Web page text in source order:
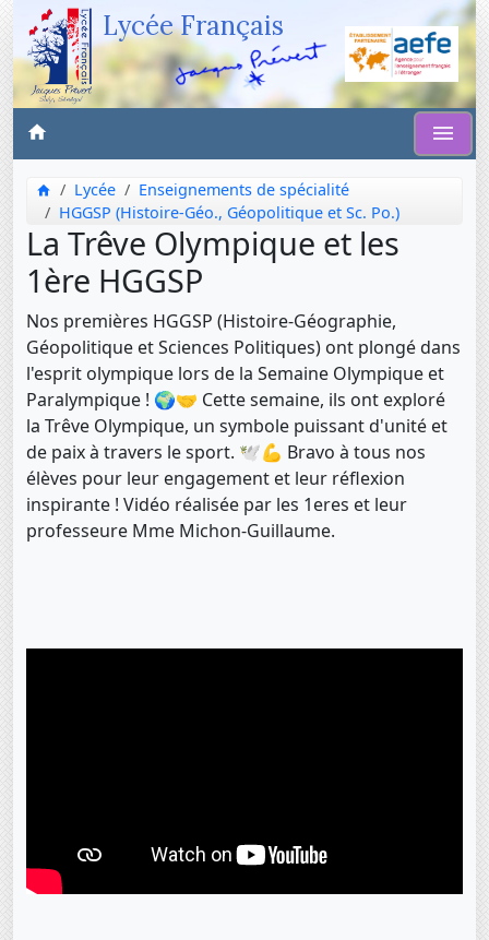
Lycée Français
Lycée
Enseignements de spécialité
HGGSP (Histoire-Géo., Géopolitique et Sc. Po.)
La Trêve Olympique et les
1ère HGGSP
Nos premières HGGSP (Histoire-Géographie,
Géopolitique et Sciences Politiques) ont plongé dans
l'esprit olympique lors de la Semaine Olympique et
Paralympique ! 🌍🤝 Cette semaine, ils ont exploré
la Trêve Olympique, un symbole puissant d'unité et
de paix à travers le sport. 🕊️💪 Bravo à tous nos
élèves pour leur engagement et leur réflexion
inspirante ! Vidéo réalisée par les 1eres et leur
professeure Mme Michon-Guillaume.